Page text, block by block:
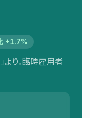
+1.7%
り。臨時雇用者